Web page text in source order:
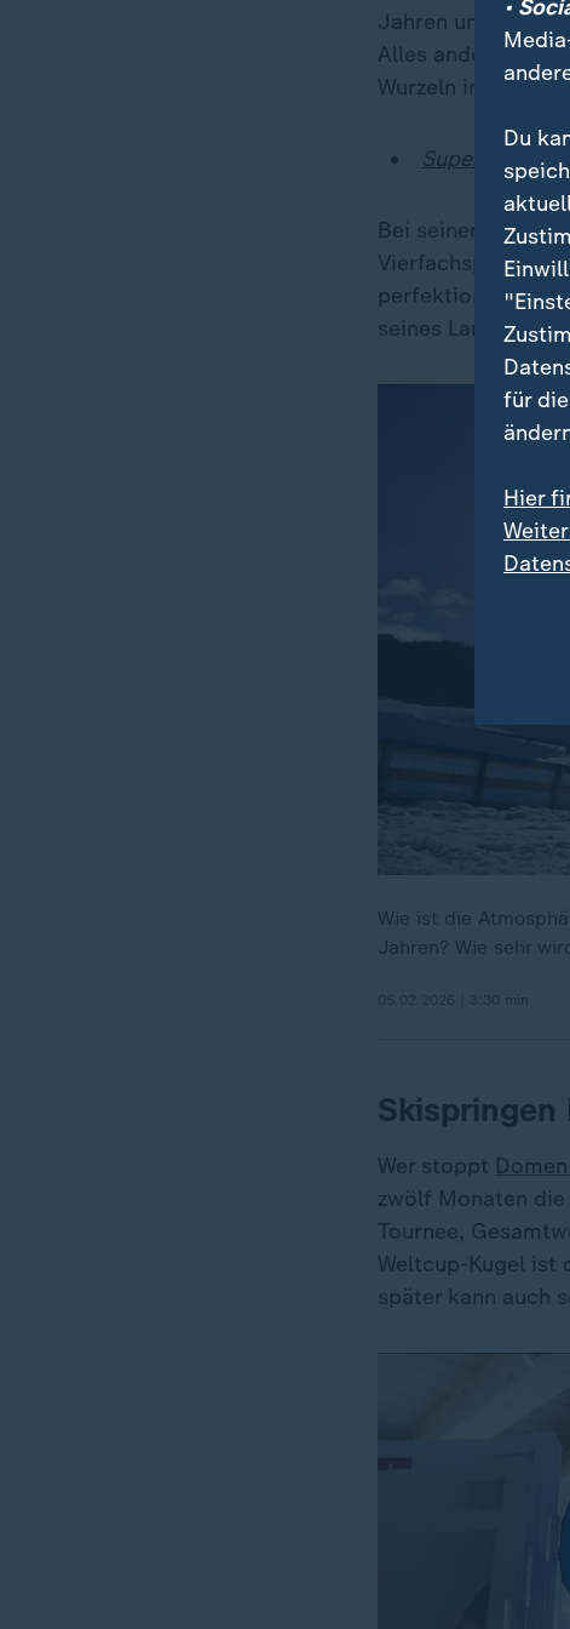
Jahren
Alles andere als
Wurzeln in der
Superstar
Bei seiner
Vierfachsprünge,
perfektionieren",
seines
Wie ist die
Jahren? Wie sehr
Skispringen
Wer stoppt
zwölf Monaten
Tournee,
Weltcup-Kugel ist
später kann auch
•
Du
für
Hier